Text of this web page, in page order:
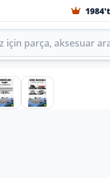
parça arayın